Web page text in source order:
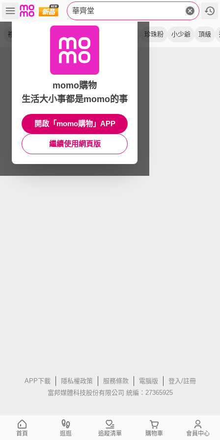
華齊堂
禮盒 珍珠粉 小少爺 頂級
APP下載 隱私權政策 服務條款 電腦版
登入/註冊
富邦媒體科技股份有限公司 統編：27365925
momo購物
生活大小事都是momo的事
開啟「momo購物」APP
繼續使用網頁版
首頁 逛逛 追蹤清單 購物車 會員中心